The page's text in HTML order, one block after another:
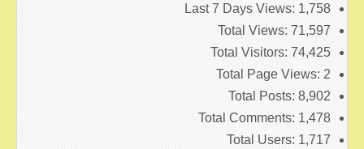
Last 7 Days Views: 1,758
Total Views: 71,597
Total Visitors: 74,425
Total Page Views: 2
Total Posts: 8,902
Total Comments: 1,478
Total Users: 1,717